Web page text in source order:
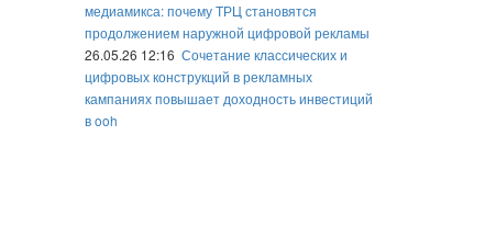
медиамикса: почему ТРЦ становятся
продолжением наружной цифровой рекламы
26.05.26 12:16 Сочетание классических и
цифровых конструкций в рекламных
кампаниях повышает доходность инвестиций
в ooh